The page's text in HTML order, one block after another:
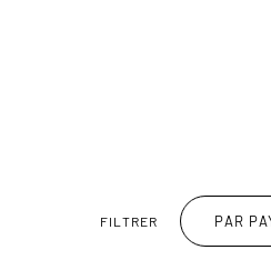
FILTRER PAR